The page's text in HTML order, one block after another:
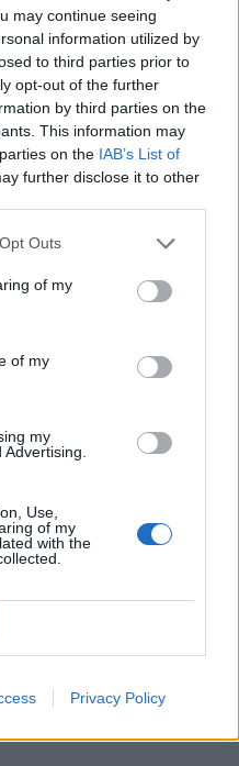
may continue seeing
information utilized by
to third parties prior to
opt-out of the further
by third parties on the
This information may
on the IAB’s List of
further disclose it to other
Outs
of my
of my
my
Use,
of my
with the
Privacy Policy
2005
por eso lo he pillado.
2005
:drool: